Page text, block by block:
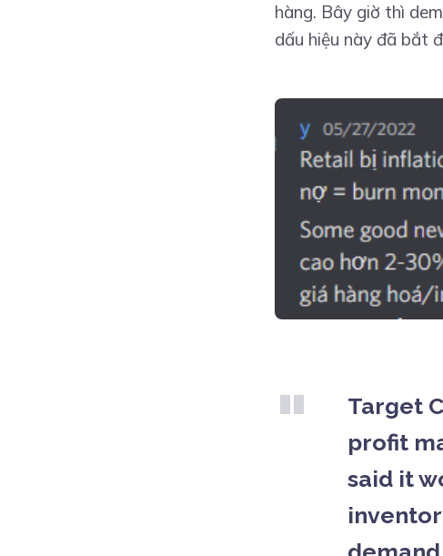
hàng. Bây giờ thì
dấu hiệu này đã bắt
Target
profit
said it